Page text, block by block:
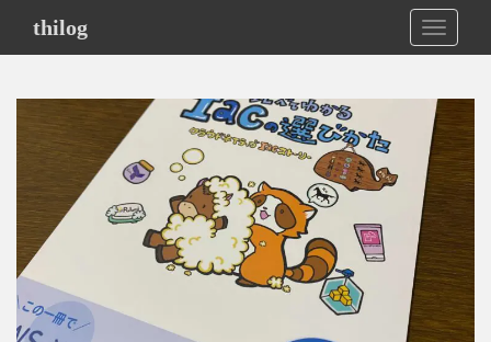
i
thilog